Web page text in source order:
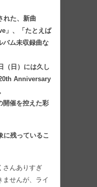
れた、新曲
」、「たとえば
バム未収録曲な
（日）には久し
Anniversary
開催を控えた彩
残っているこ
さんありすぎ
ませんが、ライ